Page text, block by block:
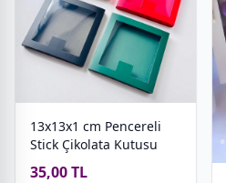
13x13x1 cm Pencereli
Stick Çikolata Kutusu
35,00 TL